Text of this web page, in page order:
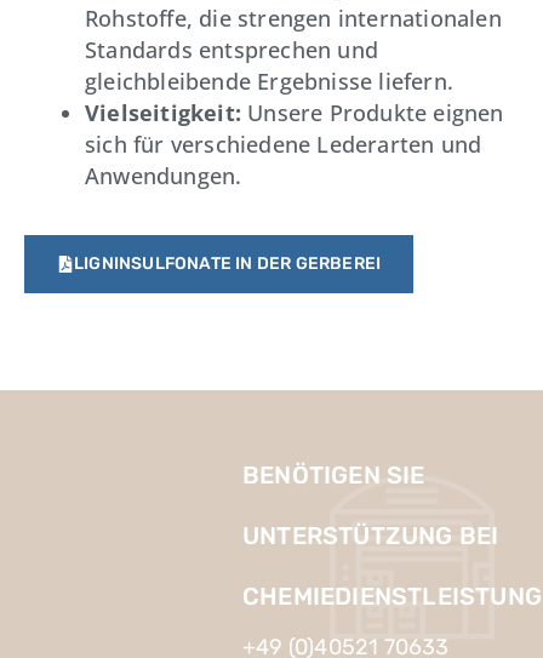
Rohstoffe, die strengen internationalen
Standards entsprechen und
gleichbleibende Ergebnisse liefern.
Vielseitigkeit: Unsere Produkte eignen
sich für verschiedene Lederarten und
Anwendungen.
LIGNINSULFONATE IN DER GERBEREI
BENÖTIGEN SIE
UNTERSTÜTZUNG BEI
+49 (0)40521 70633